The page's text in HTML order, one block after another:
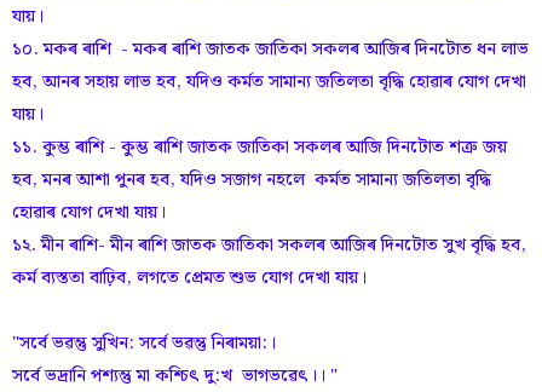
যায়।
১০. মকৰ ৰাশি - মকৰ ৰাশি জাতক জাতিকা সকলৰ আজিৰ দিনটোত ধন লাভ
হব, আনৰ সহায় লাভ হব, যদিও কৰ্মত সামান্য জতিলতা বৃদ্ধি হোৱাৰ যোগ দেখা
যায়।
১১. কুম্ভ ৰাশি - কুম্ভ ৰাশি জাতক জাতিকা সকলৰ আজি দিনটোত শত্ৰু জয়
হব, মনৰ আশা পুনৰ হব, যদিও সজাগ নহলে কৰ্মত সামান্য জতিলতা বৃদ্ধি
হোৱাৰ যোগ দেখা যায়।
১২. মীন ৰাশি- মীন ৰাশি জাতক জাতিকা সকলৰ আজিৰ দিনটোত সুখ বৃদ্ধি হব,
কৰ্ম ব্যস্ততা বাঢ়িব, লগতে প্ৰেমত শুভ যোগ দেখা যায়।
"সৰ্বে ভৱন্তু সুখিন: সৰ্বে ভৱন্তু নিৰাময়া:।
সৰ্বে ভদ্ৰানি পশ্যন্তু মা কশ্চিৎ দু:খ ভাগভৱেৎ।। "